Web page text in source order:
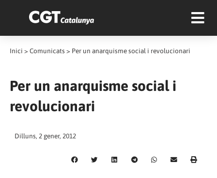
Inici > Comunicats > Per un anarquisme social i revolucionari
Per un anarquisme social i
revolucionari
Dilluns, 2 gener, 2012